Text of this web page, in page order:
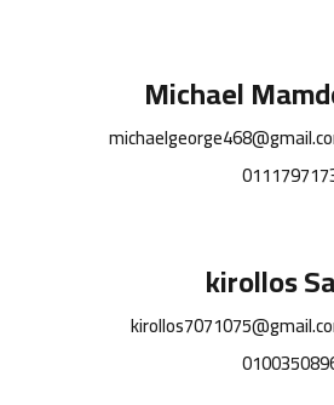
Michael
kirollos